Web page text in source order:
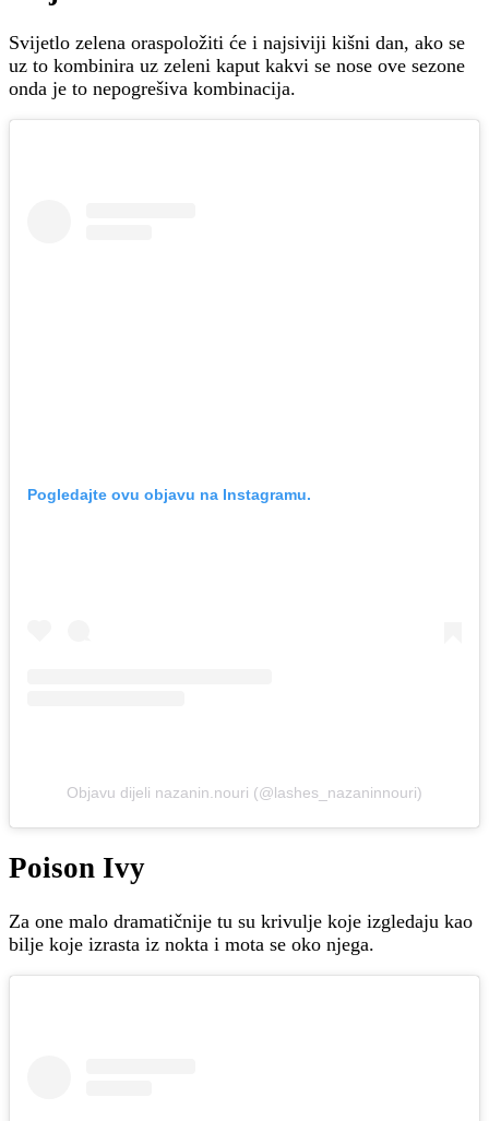
Svijetlo zelena oraspoložiti će i najsiviji kišni dan, ako se
uz to kombinira uz zeleni kaput kakvi se nose ove sezone
onda je to nepogrešiva kombinacija.
Pogledajte ovu objavu na Instagramu.
Objavu dijeli nazanin.nouri (@lashes_nazaninnouri)
Poison Ivy
Za one malo dramatičnije tu su krivulje koje izgledaju kao
bilje koje izrasta iz nokta i mota se oko njega.